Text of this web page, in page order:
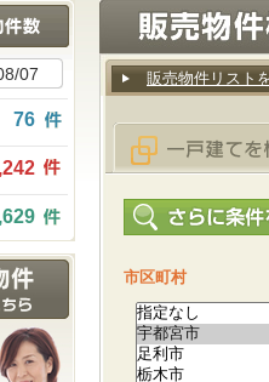
販売物件リスト
市区町村
07
76